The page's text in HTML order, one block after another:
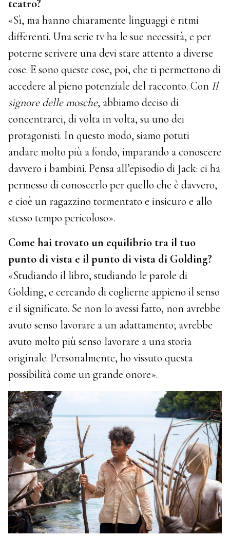
teatro?
«Sì, ma hanno chiaramente linguaggi e ritmi
differenti. Una serie tv ha le sue necessità, e per
poterne scrivere una devi stare attento a diverse
cose. E sono queste cose, poi, che ti permettono di
accedere al pieno potenziale del racconto. Con Il
signore delle mosche, abbiamo deciso di
concentrarci, di volta in volta, su uno dei
protagonisti. In questo modo, siamo potuti
andare molto più a fondo, imparando a conoscere
davvero i bambini. Pensa all’episodio di Jack: ci ha
permesso di conoscerlo per quello che è davvero,
e cioè un ragazzino tormentato e insicuro e allo
stesso tempo pericoloso».
Come hai trovato un equilibrio tra il tuo
punto di vista e il punto di vista di Golding?
«Studiando il libro, studiando le parole di
Golding, e cercando di coglierne appieno il senso
e il significato. Se non lo avessi fatto, non avrebbe
avuto senso lavorare a un adattamento; avrebbe
avuto molto più senso lavorare a una storia
originale. Personalmente, ho vissuto questa
possibilità come un grande onore».